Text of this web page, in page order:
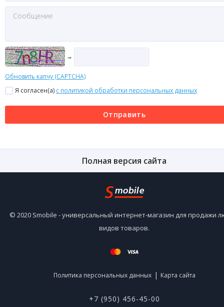
→
Обновить капчу (CAPTCHA)
Я согласен(a) с политикой обработки персональных данных
Отправить
Полная версия сайта
© 2020 Smobile - универсальный интернет-магазин для продажи
видов товаров.
Политика персональных данных | Карта сайта
+7 (950) 456-45-00